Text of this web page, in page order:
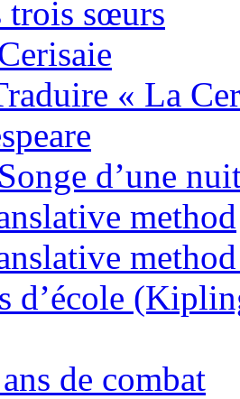
trois sœurs
« La
d’une
method
d’école
de combat